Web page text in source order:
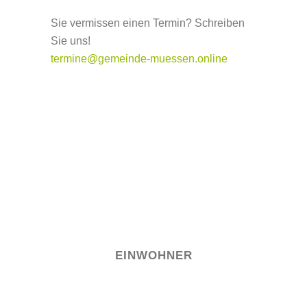
Sie vermissen einen Termin? Schreiben
Sie uns!
termine@gemeinde-muessen.online
EINWOHNER